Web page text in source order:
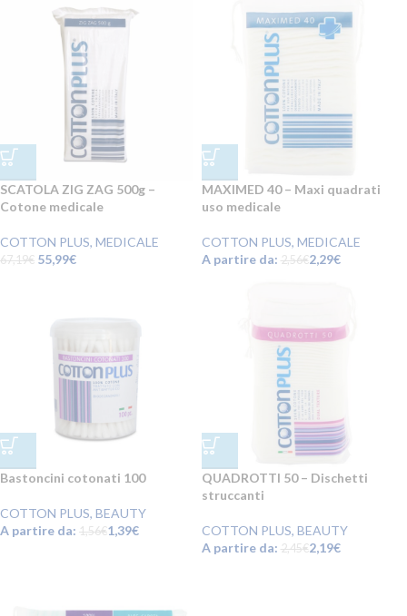
SCATOLA ZIG ZAG 500g –
Cotone medicale
COTTON PLUS, MEDICALE
67,19€ 55,99€
MAXIMED 40 – Maxi quadrati
uso medicale
COTTON PLUS, MEDICALE
A partire da: 2,56€2,29€
Bastoncini cotonati 100
COTTON PLUS, BEAUTY
A partire da: 1,56€1,39€
QUADROTTI 50 – Dischetti
struccanti
COTTON PLUS, BEAUTY
A partire da: 2,45€2,19€